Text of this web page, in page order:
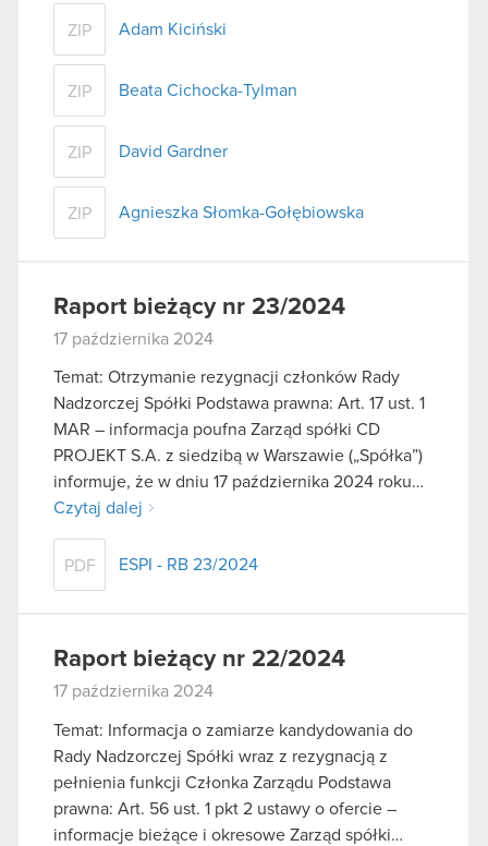
ZIP Adam Kiciński
ZIP Beata Cichocka-Tylman
ZIP David Gardner
ZIP Agnieszka Słomka-Gołębiowska
Raport bieżący nr 23/2024
17 października 2024
Temat: Otrzymanie rezygnacji członków Rady
Nadzorczej Spółki Podstawa prawna: Art. 17 ust. 1
MAR – informacja poufna Zarząd spółki CD
PROJEKT S.A. z siedzibą w Warszawie („Spółka”)
informuje, że w dniu 17 października 2024 roku…
Czytaj dalej
PDF ESPI - RB 23/2024
Raport bieżący nr 22/2024
17 października 2024
Temat: Informacja o zamiarze kandydowania do
Rady Nadzorczej Spółki wraz z rezygnacją z
pełnienia funkcji Członka Zarządu Podstawa
prawna: Art. 56 ust. 1 pkt 2 ustawy o ofercie –
informacje bieżące i okresowe Zarząd spółki…